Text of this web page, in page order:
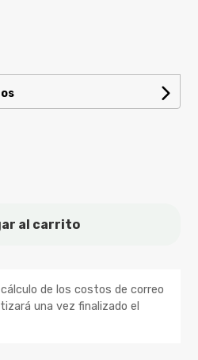
al carrito
de los costos de correo
una vez finalizado el